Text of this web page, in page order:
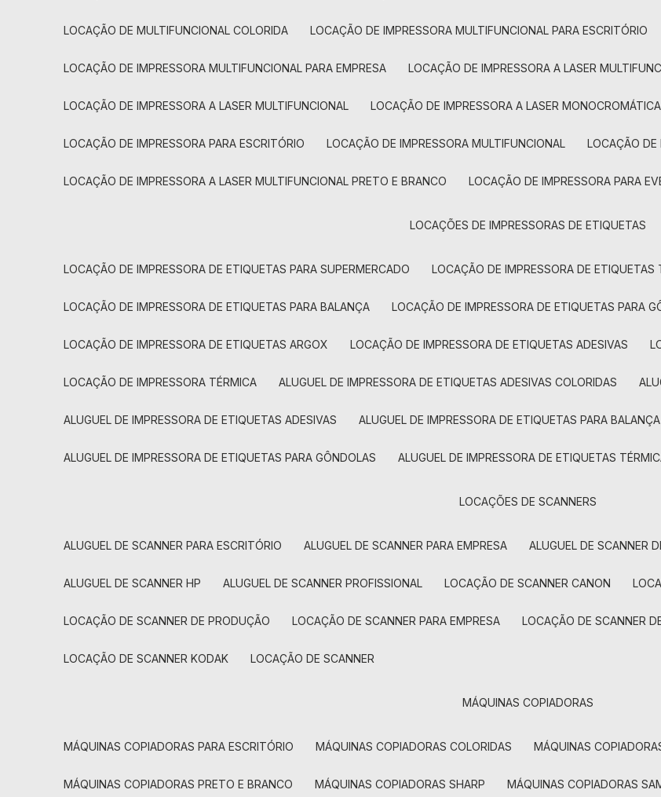
LOCAÇÃO DE MULTIFUNCIONAL COLORIDA LOCAÇÃO DE IMPRESSORA MULTIFUNCIONAL PARA ESCRITÓRIO
LOCAÇÃO DE IMPRESSORA MULTIFUNCIONAL PARA EMPRESA LOCAÇÃO DE IMPRESSORA A LASER
LOCAÇÃO DE IMPRESSORA A LASER MULTIFUNCIONAL LOCAÇÃO DE IMPRESSORA A LASER MONOCROMÁTICA
LOCAÇÃO DE IMPRESSORA PARA ESCRITÓRIO LOCAÇÃO DE IMPRESSORA MULTIFUNCIONAL LOCAÇÃO
LOCAÇÃO DE IMPRESSORA A LASER MULTIFUNCIONAL PRETO E BRANCO LOCAÇÃO DE IMPRESSORA PARA
LOCAÇÕES DE IMPRESSORAS DE ETIQUETAS
LOCAÇÃO DE IMPRESSORA DE ETIQUETAS PARA SUPERMERCADO LOCAÇÃO DE IMPRESSORA DE ETIQUETAS
LOCAÇÃO DE IMPRESSORA DE ETIQUETAS PARA BALANÇA LOCAÇÃO DE IMPRESSORA DE ETIQUETAS PARA
LOCAÇÃO DE IMPRESSORA DE ETIQUETAS ARGOX LOCAÇÃO DE IMPRESSORA DE ETIQUETAS ADESIVAS
LOCAÇÃO DE IMPRESSORA TÉRMICA ALUGUEL DE IMPRESSORA DE ETIQUETAS ADESIVAS COLORIDAS
ALUGUEL DE IMPRESSORA DE ETIQUETAS ADESIVAS ALUGUEL DE IMPRESSORA DE ETIQUETAS PARA BALANÇA
ALUGUEL DE IMPRESSORA DE ETIQUETAS PARA GÔNDOLAS ALUGUEL DE IMPRESSORA DE ETIQUETAS
LOCAÇÕES DE SCANNERS
ALUGUEL DE SCANNER PARA ESCRITÓRIO ALUGUEL DE SCANNER PARA EMPRESA ALUGUEL DE SCANNER
ALUGUEL DE SCANNER HP ALUGUEL DE SCANNER PROFISSIONAL LOCAÇÃO DE SCANNER CANON
LOCAÇÃO DE SCANNER DE PRODUÇÃO LOCAÇÃO DE SCANNER PARA EMPRESA LOCAÇÃO DE SCANNER
LOCAÇÃO DE SCANNER KODAK LOCAÇÃO DE SCANNER
MÁQUINAS COPIADORAS
MÁQUINAS COPIADORAS PARA ESCRITÓRIO MÁQUINAS COPIADORAS COLORIDAS MÁQUINAS
MÁQUINAS COPIADORAS PRETO E BRANCO MÁQUINAS COPIADORAS SHARP MÁQUINAS COPIADORAS